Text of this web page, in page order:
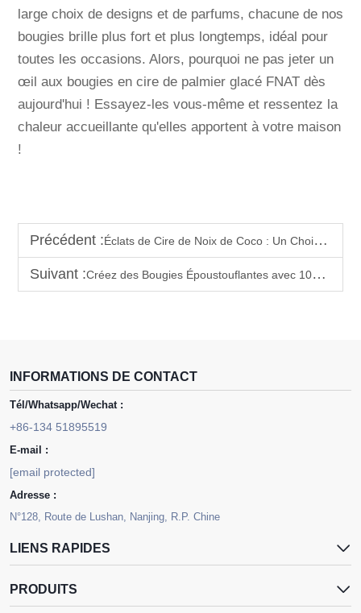
large choix de designs et de parfums, chacune de nos
bougies brille plus fort et plus longtemps, idéal pour
toutes les occasions. Alors, pourquoi ne pas jeter un
œil aux bougies en cire de palmier glacé FNAT dès
aujourd'hui ! Essayez-les vous-même et ressentez la
chaleur accueillante qu'elles apportent à votre maison
!
Précédent :Éclats de Cire de Noix de Coco : Un Choix Durable pour les Fabricants de Bougies
Suivant :Créez des Bougies Époustouflantes avec 100 % de Cire de Palmier Ice Pure
INFORMATIONS DE CONTACT
Tél/Whatsapp/Wechat :
+86-134 51895519
E-mail :
[email protected]
Adresse :
N°128, Route de Lushan, Nanjing, R.P. Chine
LIENS RAPIDES
PRODUITS